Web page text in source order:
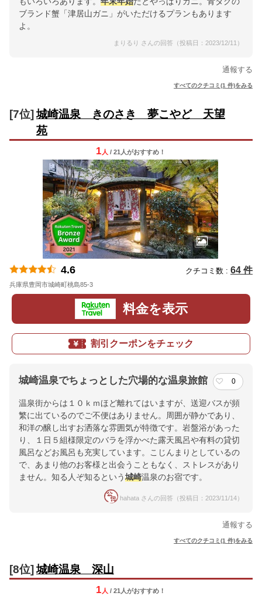
ブランド蟹「津居山ガニ」がいただけるプランもあります
よ。
まりるり さんの回答（投稿日：2023/12/11）
通報する
すべてのクチコミ(1 件)をみる
[7位] 城崎温泉 きのさき 夢こやど 天望
苑
1 人 / 21人がおすすめ！
4.6 クチコミ数 : 64 件
兵庫県豊岡市城崎町桃島85-3
料金を表示
割引クーポンをチェック
城崎温泉でちょっとした穴場的な温泉旅館 0
温泉街からは１０ｋｍほど離れてはいますが、送迎バスが頻
繁に出ているのでご不便はありません。周囲が静かであり、
和洋の醸し出すお洒落な雰囲気が特徴です。岩盤浴があった
り、１日５組様限定のバラを浮かべた露天風呂や有料の貸切
風呂などお風呂も充実しています。こじんまりとしているの
で、あまり他のお客様と出会うこともなく、ストレスがあり
ません。知る人ぞ知るという城崎温泉のお宿です。
hahata さんの回答（投稿日：2023/11/14）
通報する
すべてのクチコミ(1 件)をみる
[8位] 城崎温泉 深山
1 人 / 21人がおすすめ！